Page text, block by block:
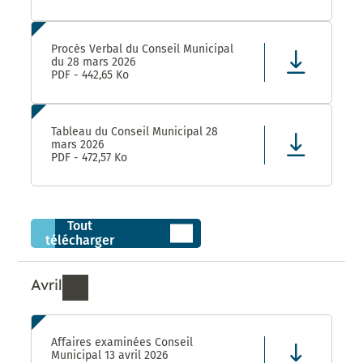
Procès Verbal du Conseil Municipal
du 28 mars 2026
PDF - 442,65 Ko
Tableau du Conseil Municipal 28
mars 2026
PDF - 472,57 Ko
Tout
télécharger
Avril
Ressources de Avril 2026
Affaires examinées Conseil
Municipal 13 avril 2026